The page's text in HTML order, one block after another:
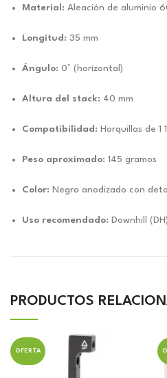
Material: Aleación de aluminio
Longitud: 35 mm
Ángulo: 0° (horizontal)
Altura del stack: 40 mm
Compatibilidad: Horquillas de 1
Peso aproximado: 145 gramos
Color: Negro anodizado con
Uso recomendado: Downhill
PRODUCTOS
OFERTA